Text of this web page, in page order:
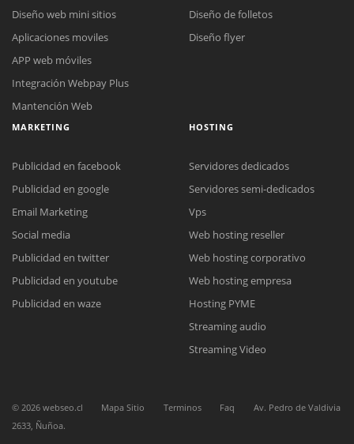
Reunión online
Nuestros ejecutivos le enviarán un correo electrónico con el enlace a
Meet para la reunión online.
Cotización
Chat Online
Todos nuestros ejecutivos están fuera de línea. Complete el formulario
Diseño web mini sitios
Aplicaciones moviles
APP web móviles
Integración Webpay Plus
Mantención Web
Diseño de folletos
Diseño flyer
MARKETING
Publicidad en facebook
Publicidad en google
Email Marketing
Social media
Publicidad en twitter
Publicidad en youtube
Publicidad en waze
HOSTING
Servidores dedicados
Servidores semi-dedicados
Vps
Web hosting reseller
Web hosting corporativo
Web hosting empresa
Hosting PYME
Streaming audio
Streaming Video
© 2026 webseo.cl Mapa Sitio Terminos Faq
Av. Pedro de Valdivia
2633, Ñuñoa.